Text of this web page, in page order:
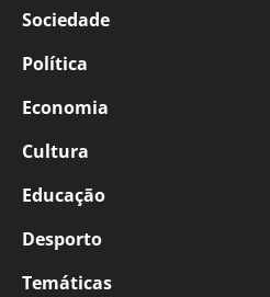
Sociedade
Política
Economia
Cultura
Educação
Desporto
Temáticas